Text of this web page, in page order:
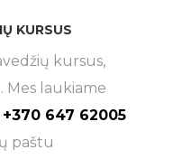
KURSUS
kursus,
Mes laukiame
+370 647 62005
paštu